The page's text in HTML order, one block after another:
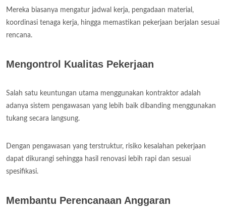
Mereka biasanya mengatur jadwal kerja, pengadaan material,
koordinasi tenaga kerja, hingga memastikan pekerjaan berjalan sesuai
rencana.
Mengontrol Kualitas Pekerjaan
Salah satu keuntungan utama menggunakan kontraktor adalah
adanya sistem pengawasan yang lebih baik dibanding menggunakan
tukang secara langsung.
Dengan pengawasan yang terstruktur, risiko kesalahan pekerjaan
dapat dikurangi sehingga hasil renovasi lebih rapi dan sesuai
spesifikasi.
Membantu Perencanaan Anggaran